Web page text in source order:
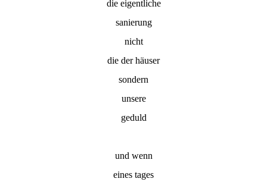
die eigentliche
sanierung
nicht
die der häuser
sondern
unsere
geduld
und wenn
eines tages